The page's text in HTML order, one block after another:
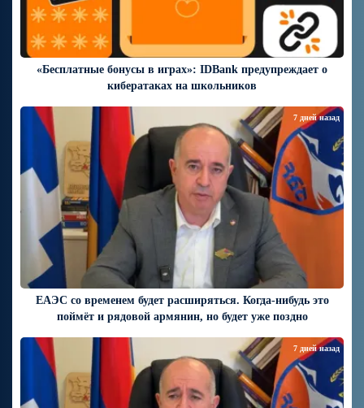
«Бесплатные бонусы в играх»: IDBank предупреждает о
кибератаках на школьников
ЕАЭС со временем будет расширяться. Когда-нибудь это
поймёт и рядовой армянин, но будет уже поздно
7 дней назад
7 дней назад